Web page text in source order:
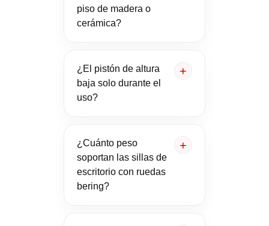
piso de madera o
cerámica?
¿El pistón de altura
baja solo durante el
uso?
¿Cuánto peso
soportan las sillas de
escritorio con ruedas
bering?